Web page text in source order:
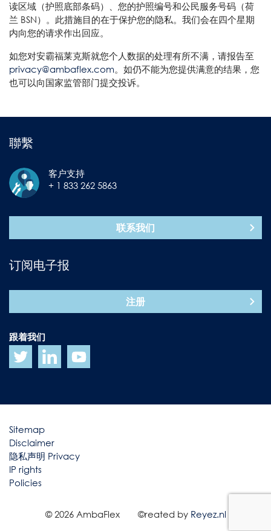
读区域（护照底部条码）、您的护照编号和公民服务号码（荷
兰 BSN）。此措施目的在于保护您的隐私。我们会在四个星期
内向您的请求作出回应。
如您对安霸福莱克斯就您个人数据的处理有所不满，请报告至
privacy@ambaflex.com。如仍不能为您提供满意的结果，您
也可以向国家监管部门提交投诉。
聯繫
客户支持
+ 1 833 262 5863
联系我们
订阅电子报
注册
跟着我们
Sitemap
Disclaimer
隐私声明 Privacy
IP rights
Policies
© 2026 AmbaFlex ©reated by Reyez.nl